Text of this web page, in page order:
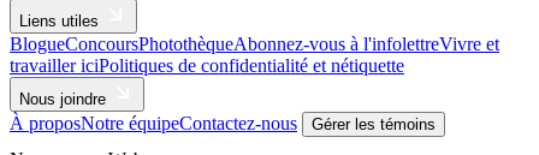
Liens utiles
BlogueConcoursPhotothèqueAbonnez-vous à l'infolettreVivre et
travailler iciPolitiques de confidentialité et nétiquette
Nous joindre
À proposNotre équipeContactez-nous Gérer les témoins